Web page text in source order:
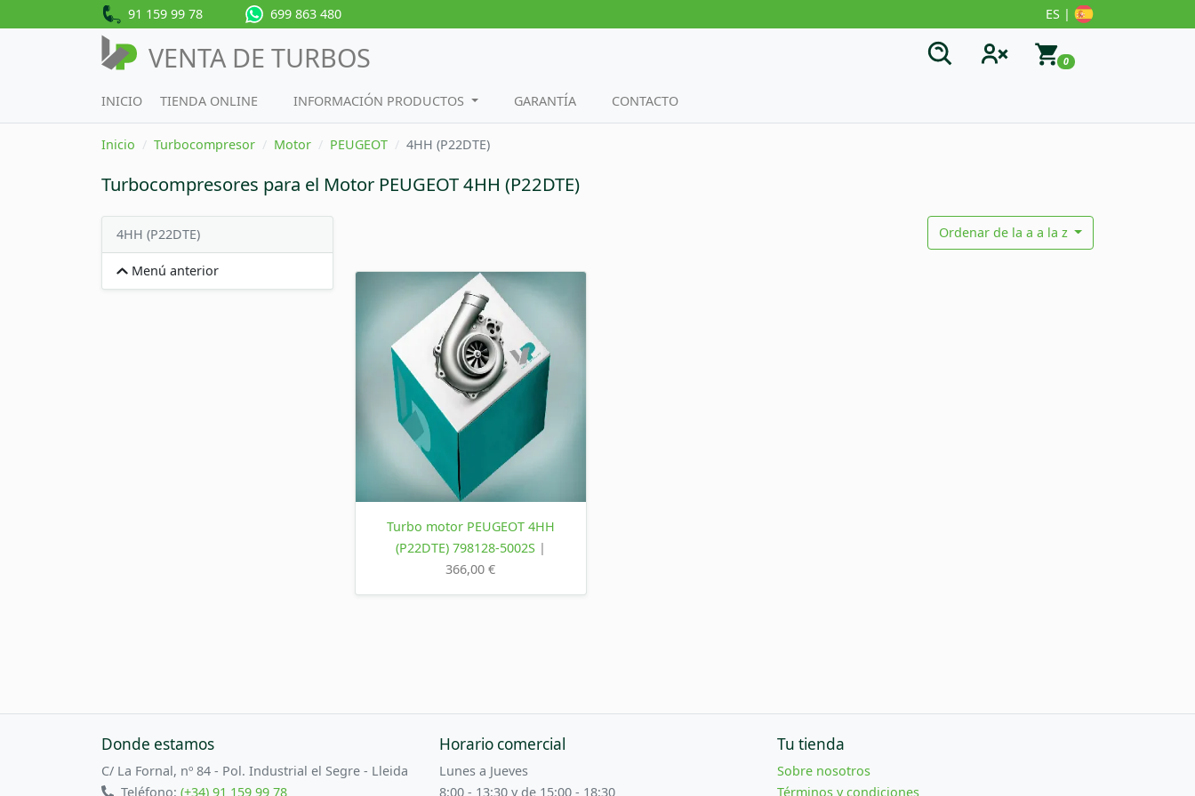
91 159 99 78 699 863 480 ES |
VENTA DE TURBOS 0
INICIO TIENDA ONLINE INFORMACIÓN PRODUCTOS GARANTÍA CONTACTO
Inicio Turbocompresor Motor PEUGEOT 4HH (P22DTE)
Turbocompresores para el Motor PEUGEOT 4HH (P22DTE)
4HH (P22DTE)
Menú anterior
Ordenar de la a a la z
Turbo motor PEUGEOT 4HH
(P22DTE) 798128-5002S |
366,00 €
Donde estamos
C/ La Fornal, nº 84 - Pol. Industrial el Segre - Lleida
Teléfono:(+34) 91 159 99 78
Horario comercial
Lunes a Jueves
8:00 - 13:30 y de 15:00 - 18:30
Tu tienda
Sobre nosotros
Términos y condiciones